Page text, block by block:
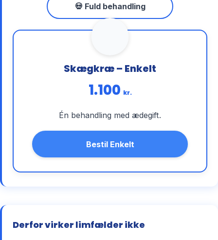
💀 Fuld behandling
Skægkræ – Enkelt
1.100 kr.
Én behandling med ædegift.
Bestil Enkelt
Derfor virker limfælder ikke